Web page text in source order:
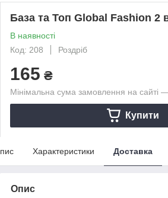
База та Топ Global Fashion 2
В наявності
Код: 208
Роздріб
165 ₴
Мінімальна сума замовлення на сайті
Купити
Характеристики Доставка
Опис